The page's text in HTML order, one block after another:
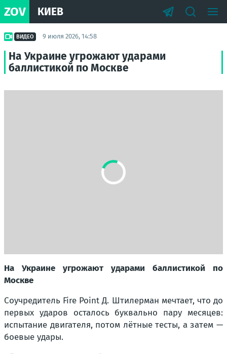
ZOV КИЕВ
ВИДЕО 9 июля 2026, 14:58
На Украине угрожают ударами
баллистикой по Москве
На Украине угрожают ударами баллистикой по
Москве
Соучредитель Fire Point Д. Штилерман мечтает, что до
первых ударов осталось буквально пару месяцев:
испытание двигателя, потом лётные тесты, а затем —
боевые удары.